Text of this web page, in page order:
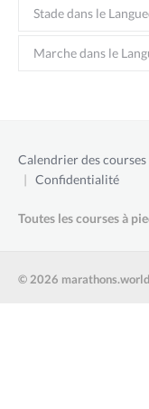
Stade dans le
Marche dans le
Calendrier des courses
| Confidentialité
Toutes les courses à
© 2026 marathons.world